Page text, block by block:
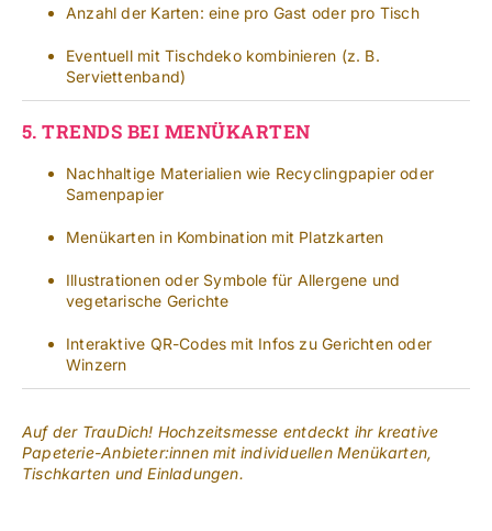
Anzahl der Karten: eine pro Gast oder pro Tisch
Eventuell mit Tischdeko kombinieren (z. B.
Serviettenband)
5.TRENDS BEI MENÜKARTEN
Nachhaltige Materialien wie Recyclingpapier oder
Samenpapier
Menükarten in Kombination mit Platzkarten
Illustrationen oder Symbole für Allergene und
vegetarische Gerichte
Interaktive QR-Codes mit Infos zu Gerichten oder
Winzern
Auf der TrauDich! Hochzeitsmesse entdeckt ihr kreative
Papeterie-Anbieter:innen mit individuellen Menükarten,
Tischkarten und Einladungen.